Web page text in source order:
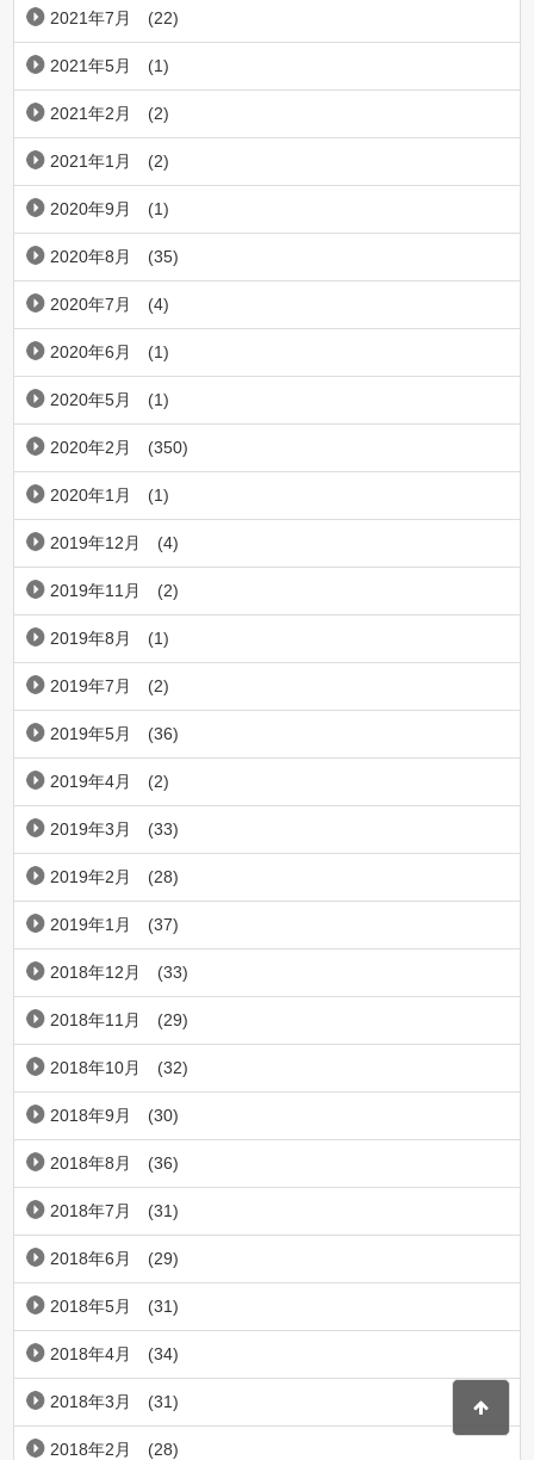
2021年7月 (22)
2021年5月 (1)
2021年2月 (2)
2021年1月 (2)
2020年9月 (1)
2020年8月 (35)
2020年7月 (4)
2020年6月 (1)
2020年5月 (1)
2020年2月 (350)
2020年1月 (1)
2019年12月 (4)
2019年11月 (2)
2019年8月 (1)
2019年7月 (2)
2019年5月 (36)
2019年4月 (2)
2019年3月 (33)
2019年2月 (28)
2019年1月 (37)
2018年12月 (33)
2018年11月 (29)
2018年10月 (32)
2018年9月 (30)
2018年8月 (36)
2018年7月 (31)
2018年6月 (29)
2018年5月 (31)
2018年4月 (34)
2018年3月 (31)
2018年2月 (28)